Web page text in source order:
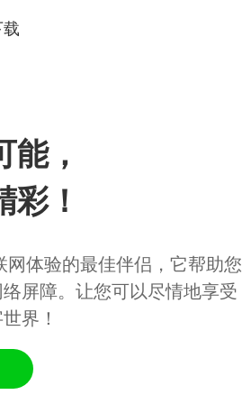
，
！
网体验的最佳伴侣，它帮助您
屏障。让您可以尽情地享受
界！